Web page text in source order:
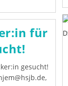
für
gesucht!